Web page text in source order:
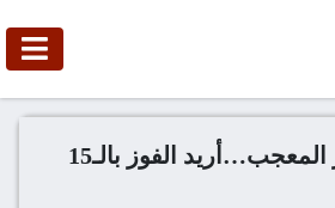
لا أهتم بقصة شعر المعجب…أريد الفوز بالـ15